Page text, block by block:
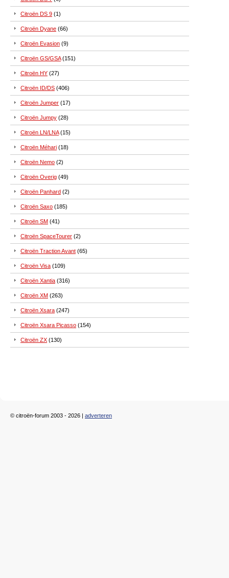
Citroën DS 9 (1)
Citroën Dyane (66)
Citroën Evasion (9)
Citroën GS/GSA(151)
Citroën HY (27)
Citroën ID/DS (406)
Citroën Jumper (17)
Citroën Jumpy (28)
Citroën LN/LNA(15)
Citroën Méhari (18)
Citroën Nemo (2)
Citroën Overig (49)
Citroën Panhard (2)
Citroën Saxo (185)
Citroën SM (41)
Citroën SpaceTourer (2)
Citroën Traction Avant (65)
Citroën Visa (109)
Citroën Xantia (316)
Citroën XM (263)
Citroën Xsara (247)
Citroën Xsara Picasso (154)
Citroën ZX (130)
© citroën-forum 2003 - 2026 | adverteren